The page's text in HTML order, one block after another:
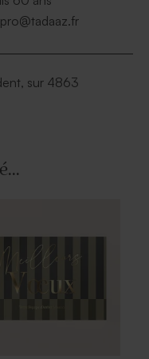
sur 4863